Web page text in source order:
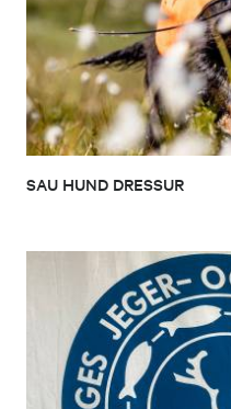
SAU HUND DRESSUR